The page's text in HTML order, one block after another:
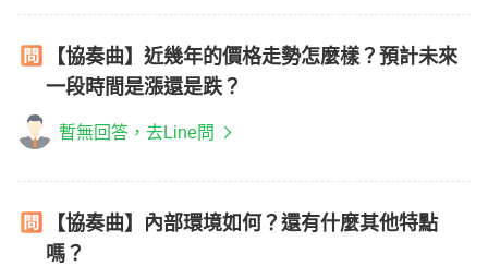
【協奏曲】近幾年的價格走勢怎麼樣？預計未來
一段時間是漲還是跌？
暫無回答，去Line問
【協奏曲】內部環境如何？還有什麼其他特點
嗎？